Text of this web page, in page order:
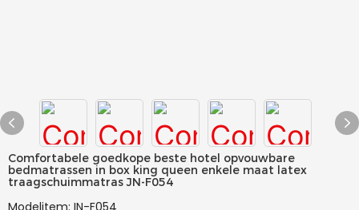
Comfortabele goedkope beste hotel opvouwbare
bedmatrassen in box king queen enkele maat latex
traagschuimmatras JN-F054
Modelitem: IN-F054